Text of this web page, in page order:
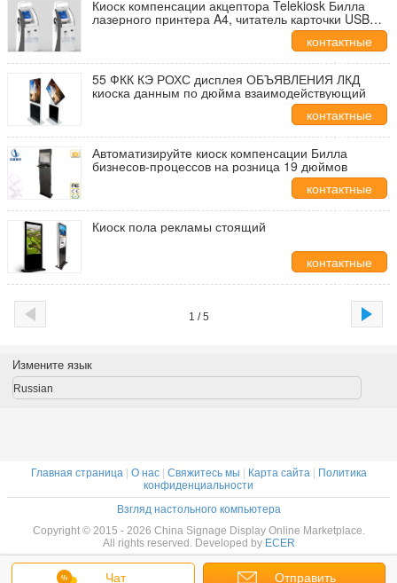
Киоск компенсации акцептора Telekiosk Билла
лазерного принтера A4, читатель карточки USB
контактные
данные
55 ФКК КЭ РОХС дисплея ОБЪЯВЛЕНИЯ ЛКД
киоска данным по дюйма взаимодействующий
контактные
данные
Автоматизируйте киоск компенсации Билла
бизнесов-процессов на розница 19 дюймов
контактные
данные
Киоск пола рекламы стоящий
контактные
данные
1 / 5
Чат Отправить
Измените язык
Russian
Главная страница| О нас| Свяжитесь мы Карта сайта|
Политика
конфиденциальности
Взгляд настольного компьютера
Copyright © 2015 - 2026 China Signage Display Online Marketplace.
All rights reserved. Developed by ECER